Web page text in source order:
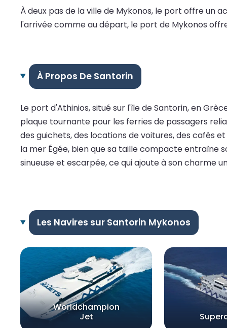
À deux pas de la ville de Mykonos, le port offre un
l'arrivée comme au départ, le port de Mykonos
À Propos De Santorin
Le port d'Athinios, situé sur l'île de Santorin, en
plaque tournante pour les ferries de passagers
des guichets, des locations de voitures, des cafés
la mer Égée, bien que sa taille compacte entraîne
sinueuse et escarpée, ce qui ajoute à son charme
Les Navires sur Santorin Mykonos
Worldchampion
Jet